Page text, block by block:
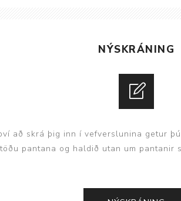
Innréttingar,
borð
Rekstrarvörur
Skoðunar- og
NÝSKRÁNING
að skrá þig inn í vefverslunina getur
pantana og haldið utan um pantanir